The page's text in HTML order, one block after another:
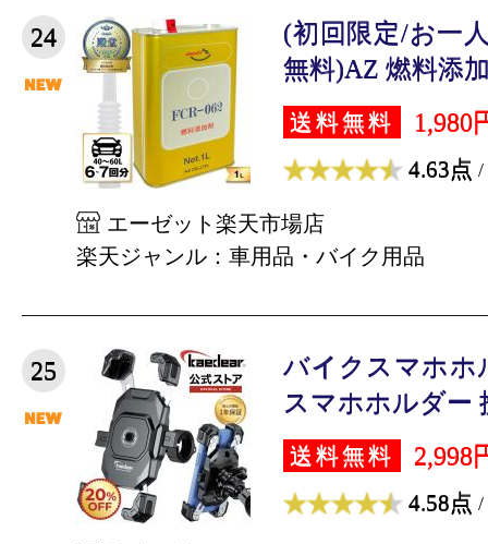
24
(初回限定/お一
無料)AZ 燃料添
送料無料 1,980
4.63点 /
エーゼット楽天市場店
楽天ジャンル：車用品・バイク用品
25
バイクスマホホ
スマホホルダー
送料無料 2,998
4.58点 /